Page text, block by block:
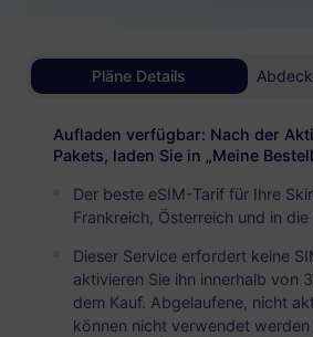
20 GB
90 Tage
Alps Snow Pass
180 Tage
USD 33.00
Pläne Details
Aufladen verfügbar: Nach der
Pakets, laden Sie in „Meine
Der beste eSIM-Tarif für Ihre
Frankreich, Österreich und in
Dieser Service erfordert keine
aktivieren Sie ihn innerhalb von
dem Kauf. Abgelaufene, nicht
können nicht verwendet